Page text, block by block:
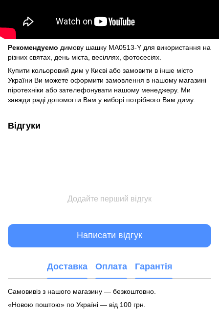
Рекомендуємо димову шашку MA0513-Y для використання на
різних святах, день міста, весіллях, фотосесіях.
Купити кольоровий дим у Києві або замовити в інше місто
України Ви можете оформити замовлення в нашому магазині
піротехніки або зателефонувати нашому менеджеру. Ми
завжди раді допомогти Вам у виборі потрібного Вам диму.
Відгуки
Додайте перший відгук
Написати відгук
Доставка Оплата Гарантія
Самовивіз з нашого магазину — безкоштовно.
«Новою поштою» по Україні — від 100 грн.